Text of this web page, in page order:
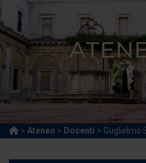
> Ateneo > Docenti > Guglielmo